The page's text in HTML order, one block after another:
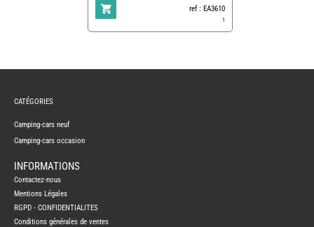
ref : EA3610
1
CAMPING-
NEUFS
CAMPING-
CAMPING-
BENIMAR
CAMPING-
CARADO
CATÉGORIES
Camping-cars neuf
Camping-cars occasion
INFORMATIONS
Contactez-nous
Mentions Légales
RGPD - CONFIDENTIALITES
Conditions générales de ventes